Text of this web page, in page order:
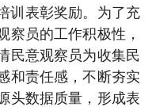
训表彰奖励。为了充
察员的工作积极性，
民意观察员为收集民
和责任感，不断夯实
头数据质量，形成表